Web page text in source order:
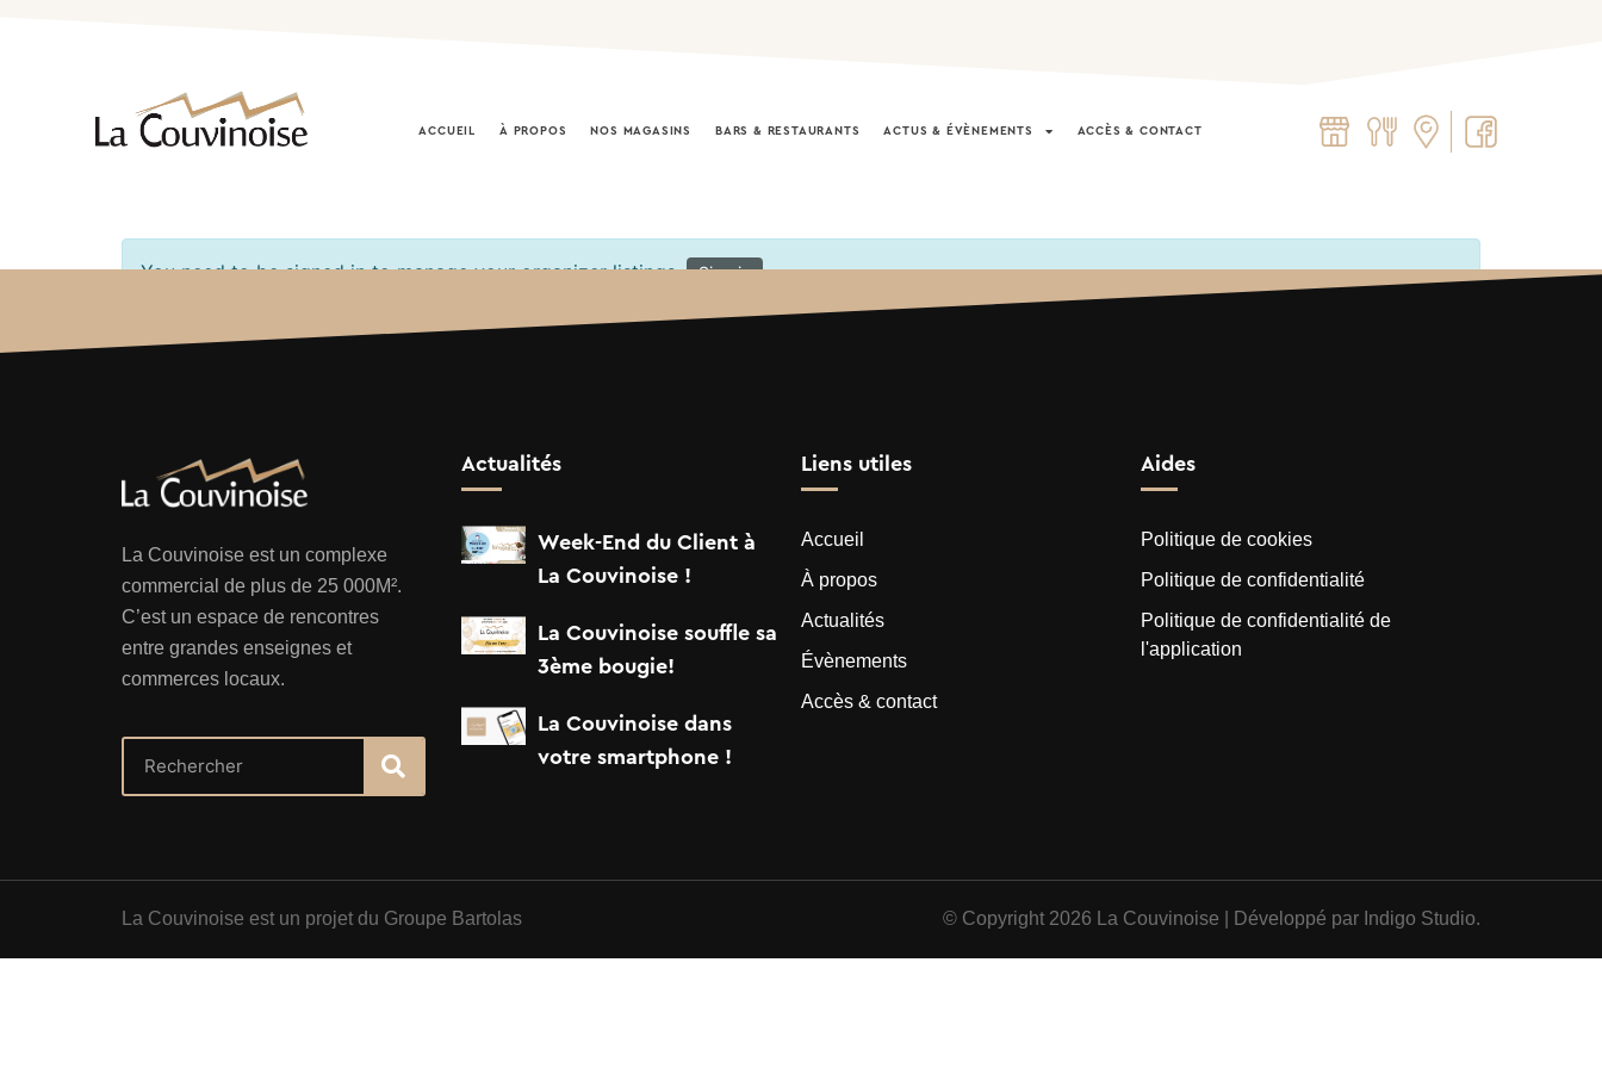
ACCUEIL À PROPOS NOS MAGASINS BARS & RESTAURANTS ACTUS & ÉVÈNEMENTS ACCÈS & CONTACT​
You need to be signed in to manage your organizer listings. Sign in
La Couvinoise est un complexe
commercial de plus de 25 000M².
C’est un espace de rencontres
entre grandes enseignes et
commerces locaux.
Actualités
Week-End du Client à
La Couvinoise !
La Couvinoise souffle sa
3ème bougie!
La Couvinoise dans
votre smartphone !
Liens utiles
Accueil
À propos
Actualités
Évènements
Accès & contact
Aides
Politique de cookies
Politique de confidentialité
Politique de confidentialité de
l'application
La Couvinoise est un projet du Groupe Bartolas © Copyright 2026 La Couvinoise | Développé par Indigo Studio.